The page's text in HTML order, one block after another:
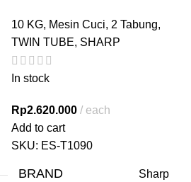
10 KG, Mesin Cuci, 2 Tabung,
TWIN TUBE, SHARP
In stock
Rp2.620.000
each
Add to cart
SKU: ES-T1090
BRAND Sharp